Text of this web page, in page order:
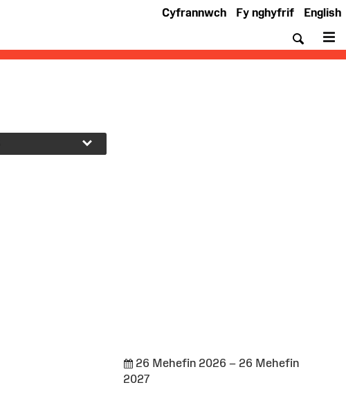
English
Fy nghyfrif
Cyfrannwch
26 Mehefin 2026 – 26 Mehefin
2027